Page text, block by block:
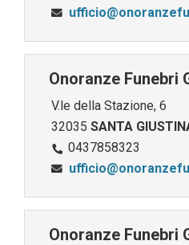
Onoranze Funebri
V.le della Stazione, 6
32035 SANTA
0437858323
Onoranze Funebri